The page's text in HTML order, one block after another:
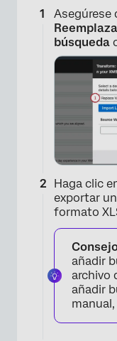
Asegúrese
búsqueda
Haga clic
exportar
formato
añadir
archivo
añadir